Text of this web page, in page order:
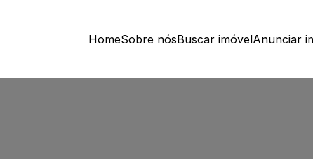
HomeSobre nósBuscar imóvelAnunciar